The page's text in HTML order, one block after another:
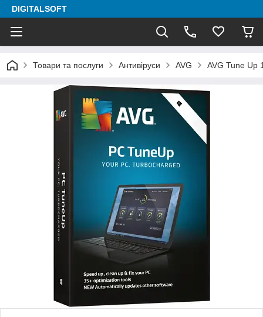
DIGITALSOFT
Товари та послуги Антивіруси AVG AVG Tune Up